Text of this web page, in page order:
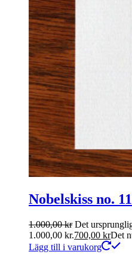
Nobelskiss no.
1.000,00kr Det
1.000,00 kr.700,00 krDet
Lägg till i varukorg